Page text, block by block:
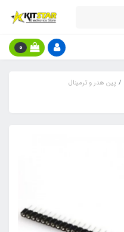
0
پین هدر و ترمینال